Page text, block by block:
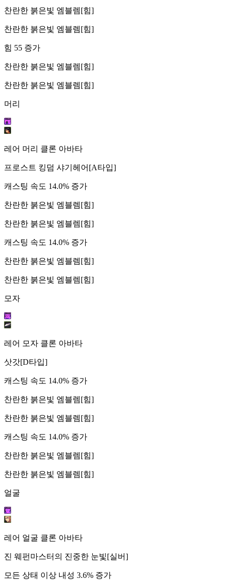
찬란한 붉은빛 엠블렘[힘]
찬란한 붉은빛 엠블렘[힘]
힘 55 증가
찬란한 붉은빛 엠블렘[힘]
찬란한 붉은빛 엠블렘[힘]
머리
레어 머리 클론 아바타
프로스트 킹덤 샤기헤어[A타입]
캐스팅 속도 14.0% 증가
찬란한 붉은빛 엠블렘[힘]
찬란한 붉은빛 엠블렘[힘]
캐스팅 속도 14.0% 증가
찬란한 붉은빛 엠블렘[힘]
찬란한 붉은빛 엠블렘[힘]
모자
레어 모자 클론 아바타
삿갓[D타입]
캐스팅 속도 14.0% 증가
찬란한 붉은빛 엠블렘[힘]
찬란한 붉은빛 엠블렘[힘]
캐스팅 속도 14.0% 증가
찬란한 붉은빛 엠블렘[힘]
찬란한 붉은빛 엠블렘[힘]
얼굴
레어 얼굴 클론 아바타
진 웨펀마스터의 진중한 눈빛[실버]
모든 상태 이상 내성 3.6% 증가